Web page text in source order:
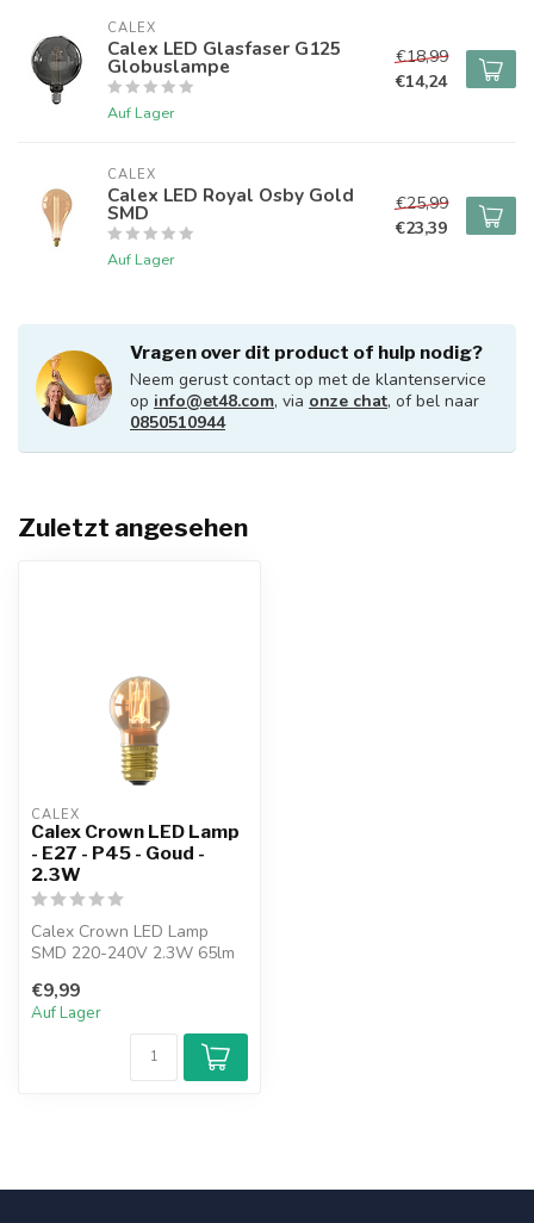
CALEX
Calex LED Glasfaser G125
Globuslampe
Auf Lager
€18,99
€14,24
CALEX
Calex LED Royal Osby Gold
SMD
Auf Lager
€25,99
€23,39
Vragen over dit product of hulp nodig?
Neem gerust contact op met de klantenservice
op info@et48.com, via onze chat, of bel naar
0850510944
Zuletzt angesehen
CALEX
Calex Crown LED Lamp
- E27 - P45 - Goud -
2.3W
Calex Crown LED Lamp
SMD 220-240V 2.3W 65lm
dimmer
€9,99
Auf Lager